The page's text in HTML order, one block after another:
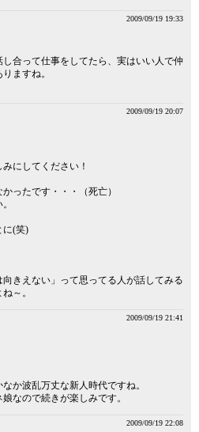
2009/09/19 19:33
合って仕事をしてたら、実はいい人で仲
ますね。
2009/09/19 20:07
にしてください！
ったです・・・（死亡）
に(笑)
きえない」って思ってる人が話してみる
～。
2009/09/19 21:41
か波乱万丈な新人時代ですね。
なので続きが楽しみです。
2009/09/19 22:08